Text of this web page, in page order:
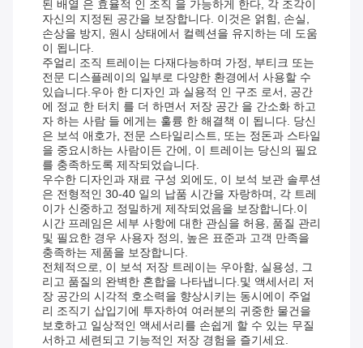
된 배열 은 효율적 인 조직 을 가능하게 한다, 각 조각이
자신의 지정된 공간을 보장합니다. 이것은 얽힘, 손실,
손상을 방지, 원시 상태에서 컬렉션을 유지하는 데 도움
이 됩니다.
주얼리 조직 트레이는 다재다능하며 가정, 부티크 또는
전문 디스플레이의 일부로 다양한 환경에서 사용할 수
있습니다.우아 한 디자인 과 실용적 인 구조 로서, 공간
에 정교 한 터치 를 더 하면서 저장 공간 을 간소화 하고
자 하는 사람 들 에게는 훌륭 한 해결책 이 됩니다. 당신
은 보석 애호가, 전문 스타일리스트, 또는 정돈과 스타일
을 중요시하는 사람이든 간에, 이 트레이는 당신의 필요
를 충족하도록 제작되었습니다.
우수한 디자인과 재료 구성 외에도, 이 보석 보관 솔루션
은 전형적인 30-40 일의 납품 시간을 자랑하며, 각 트레
이가 신중하고 정밀하게 제작되었음을 보장합니다.이
시간 프레임은 세부 사항에 대한 관심을 허용, 품질 관리
및 필요한 경우 사용자 정의, 높은 표준과 고객 만족을
충족하는 제품을 보장합니다.
전체적으로, 이 보석 저장 트레이는 우아함, 실용성, 그
리고 품질의 완벽한 혼합을 나타냅니다.및 액세서리 저
장 공간의 시각적 호소력을 향상시키는 동시에이 주얼
리 조직기 삽입기에 투자하여 여러분의 귀중한 물건을
보호하고 일상적인 액세서리를 손쉽게 할 수 있는 무질
서하고 세련되고 기능적인 저장 경험을 즐기세요.